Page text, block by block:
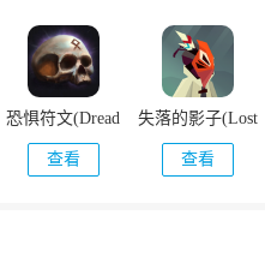
恐惧符文(Dread
Rune)
查看
失落的影子(Lost
Shadows)
查看